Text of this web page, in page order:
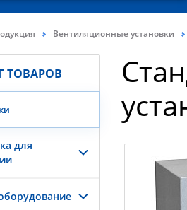
Вентиляционные установки
ТОВАРОВ
для